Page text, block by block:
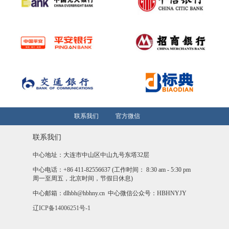
联系我们 官方微信
联系我们
中心地址：大连市中山区中山九号东塔32层
中心电话：+86 411-82556637 (工作时间： 8:30 am - 5:30 pm
周一至周五，北京时间，节假日休息)
中心邮箱：dlhbh@hbhny.cn 中心微信公众号：HBHNYJY
辽ICP备14006251号-1